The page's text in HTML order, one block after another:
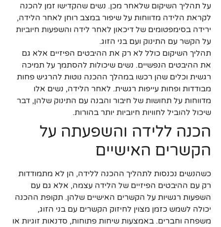
על תהליך השיקום שלאחר מכן. נשים שהקדישו זמן להכנה
לקראת הלידה מדווחות על שיפור במצב רוחן לאחר הלידה,
ירידה בסימפטומים של דיכאון לאחר לידה והשפעות חיוביות
על הקשר עם התינוק ועם בני הזוג.
תהליך השיקום כולל לא רק את ההיבטים הפיזיים אלא גם
את ההיבטים הנפשיים. נשים שיכולות להסתמך על תמיכה
רגשית וכלים שהן רכשו במהלך ההכנה נוטות להרגיש פחות
מבודדות ופחות עייפות רגשית. לאחר הלידה, נשים אלו
מדווחות על תחושות של חיבור והבנה עם התינוק שלהן, דבר
שיכול להוביל לחוויות חיוביות יותר בהורות.
הכנה ללידה והשפעתה על
הקשרים האישיים
כשהנשים נכנסות לתהליך ההכנה ללידה, הן לא מתמודדות
רק עם ההיבטים הפיזיים של הלידה עצמה, אלא גם עם
השפעות רגשיות על הקשרים האישיים שלהן. תקופת ההכנה
יכולה לשמש כזמן מצוין לחיזוק הקשרים עם בני הזוג,
משפחה וחברים. באמצעות שיחות פתוחות, סדנאות זוגיות או